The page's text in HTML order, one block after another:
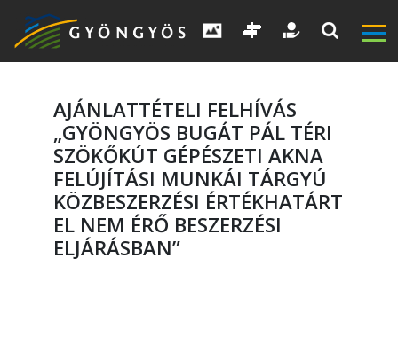
VÁROS
AJÁNLATTÉTELI FELHÍVÁS
„GYÖNGYÖS BUGÁT PÁL TÉRI
SZÖKŐKÚT GÉPÉSZETI AKNA
FELÚJÍTÁSI MUNKÁI TÁRGYÚ
KÖZBESZERZÉSI ÉRTÉKHATÁRT
EL NEM ÉRŐ BESZERZÉSI
ELJÁRÁSBAN”